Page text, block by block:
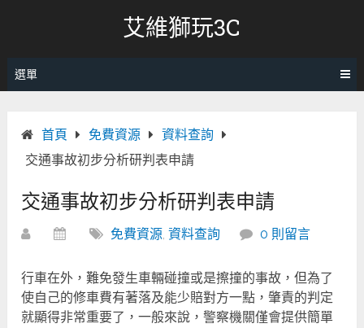
艾維獅玩3C
選單
首頁 免費資源
資料查詢
交通事故初步分析研判表申請
交通事故初步分析研判表申請
免費資源,資料查詢 0 則留言
行車在外，難免發生車輛碰撞或是擦撞的事故，但為了
使自己的修車費有著落及能少賠對方一點，肇責的判定
就顯得非常重要了，一般來說，警察機關僅會提供簡單